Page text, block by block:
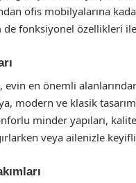
ofis mobilyalarına
de fonksiyonel özellikleri
evin en önemli
modern ve klasik
minder yapıları,
veya ailenizle